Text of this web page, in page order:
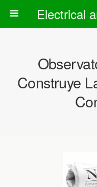
Construye